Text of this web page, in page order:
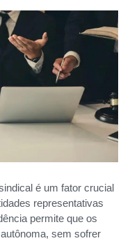
é um fator crucial
representativas
permite que os
sem sofrer